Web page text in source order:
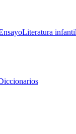
Literatura